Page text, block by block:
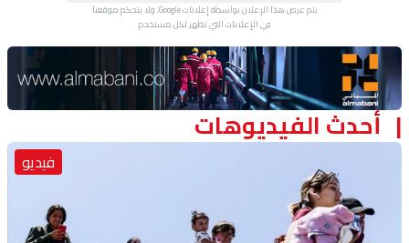
يتم عرض هذا الإعلان بواسطة إعلانات Google، ولا يتحكم موقعنا
في الإعلانات التي تظهر لكل مستخدم.
Advertisement Section
أحدث الفيديوهات
فيديو